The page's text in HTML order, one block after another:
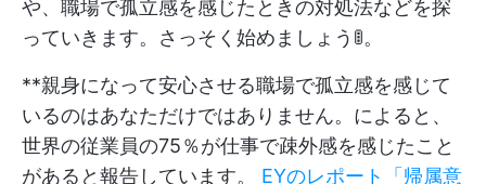
や、職場で孤立感を感じたときの対処法などを探
っていきます。さっそく始めましょう🚦。
**親身になって安心させる職場で孤立感を感じて
いるのはあなただけではありません。によると、
世界の従業員の75％が仕事で疎外感を感じたこと
があると報告しています。 EYのレポート「帰属意